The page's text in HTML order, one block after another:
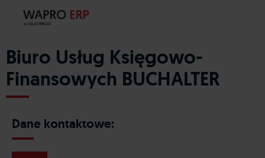
Biuro Usług Księgowo-
Finansowych BUCHALTER
Dane kontaktowe: